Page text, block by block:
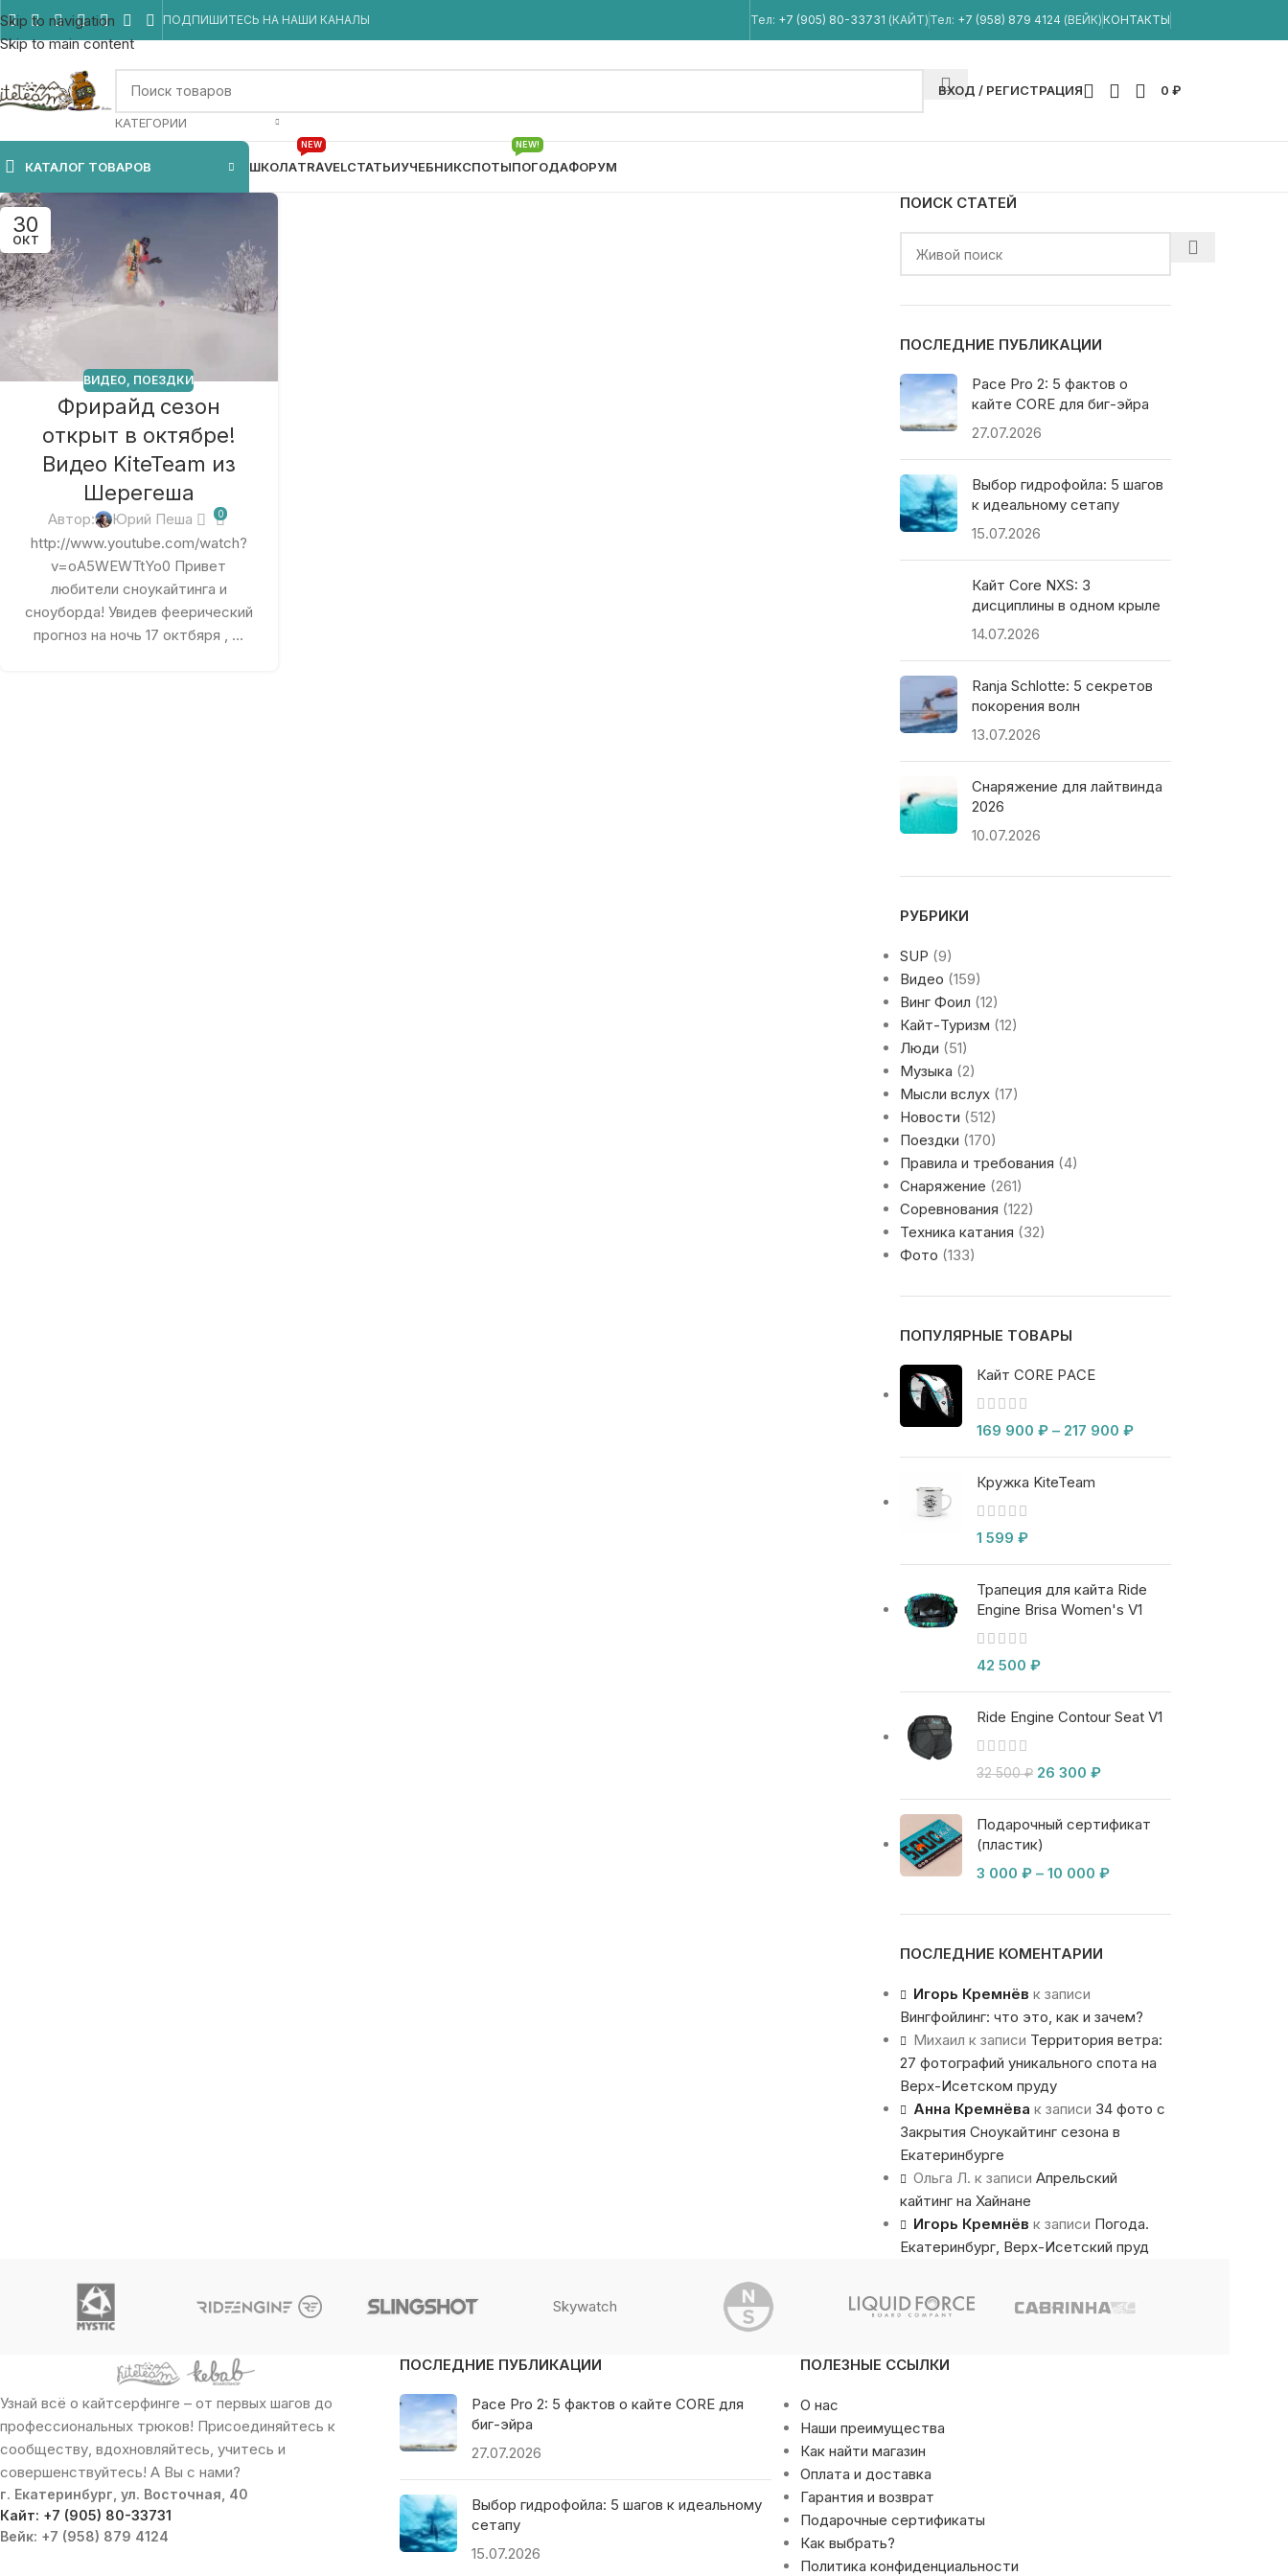
Skip to navigation
Skip to main content
ПОДПИШИТЕСЬ НА НАШИ КАНАЛЫ
Тел: +7 (905) 80-33731 (КАЙТ) Тел: +7 (958) 879 4124 (ВЕЙК) КОНТАКТЫ
КАТЕГОРИИ
ВХОД / РЕГИСТРАЦИЯ 0 ₽
КАТАЛОГ ТОВАРОВ ШКОЛАTRAVEL
NEW
СТАТЬИУЧЕБНИКСПОТЫПОГОДА
NEW!
ФОРУМ
30
ОКТ
ВИДЕО ПОЕЗДКИ
Фрирайд сезон
открыт в октябре!
Видео KiteTeam из
Шерегеша
Автор: Юрий Пеша 0
http://www.youtube.com/watch?
v=oA5WEWTtYo0 Привет
любители сноукайтинга и
сноуборда! Увидев феерический
прогноз на ночь 17 октбяря , ...
ПОИСК СТАТЕЙ
ПОСЛЕДНИЕ ПУБЛИКАЦИИ
Pace Pro 2: 5 фактов о
кайте CORE для биг-эйра
27.07.2026
Выбор гидрофойла: 5 шагов
к идеальному сетапу
15.07.2026
Кайт Core NXS: 3
дисциплины в одном крыле
14.07.2026
Ranja Schlotte: 5 секретов
покорения волн
13.07.2026
Снаряжение для лайтвинда
2026
10.07.2026
РУБРИКИ
SUP (9)
Видео (159)
Винг Фоил (12)
Кайт-Туризм (12)
Люди (51)
Музыка (2)
Мысли вслух(17)
Новости (512)
Поездки (170)
Правила и требования (4)
Снаряжение (261)
Соревнования (122)
Техника катания (32)
Фото (133)
ПОПУЛЯРНЫЕ ТОВАРЫ
Кайт CORE PACE
169 900 ₽ – 217 900 ₽
Кружка KiteTeam
1 599 ₽
Трапеция для кайта Ride
Engine Brisa Women's V1
42 500 ₽
Ride Engine Contour Seat V1
32 500₽ 26 300 ₽
Подарочный сертификат
(пластик)
3 000 ₽ – 10 000 ₽
ПОСЛЕДНИЕ КОМЕНТАРИИ
Игорь Кремнёв к записи
Вингфойлинг: что это, как и зачем?
Михаил к записи Территория ветра:
27 фотографий уникального спота на
Верх-Исетском пруду
Анна Кремнёва к записи 34 фото с
Закрытия Сноукайтинг сезона в
Екатеринбурге
Ольга Л. к записи Апрельский
кайтинг на Хайнане
Игорь Кремнёв к записи Погода.
Екатеринбург, Верх-Исетский пруд
Skywatch
Узнай всё о кайтсерфинге – от первых шагов до
профессиональных трюков! Присоединяйтесь к
сообществу, вдохновляйтесь, учитесь и
совершенствуйтесь! А Вы с нами?
г. Екатеринбург, ул. Восточная, 40
Кайт: +7 (905) 80-33731
Вейк: +7 (958) 879 4124
ПОСЛЕДНИЕ ПУБЛИКАЦИИ
Pace Pro 2: 5 фактов о кайте CORE для
биг-эйра
27.07.2026
Выбор гидрофойла: 5 шагов к идеальному
сетапу
15.07.2026
ПОЛЕЗНЫЕ ССЫЛКИ
О нас
Наши преимущества
Как найти магазин
Оплата и доставка
Гарантия и возврат
Подарочные сертификаты
Как выбрать?
Политика конфиденциальности